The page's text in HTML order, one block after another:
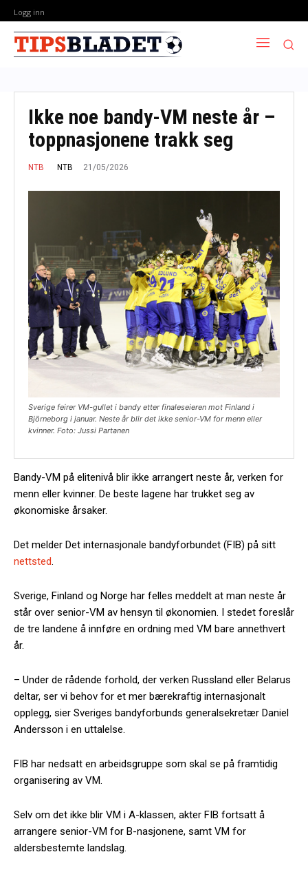
Logg inn
Ikke noe bandy-VM neste år –
toppnasjonene trakk seg
NTB NTB 21/05/2026
Sverige feirer VM-gullet i bandy etter finaleseieren mot Finland i
Björneborg i januar. Neste år blir det ikke senior-VM for menn eller
kvinner. Foto: Jussi Partanen
Bandy-VM på elitenivå blir ikke arrangert neste år, verken for
menn eller kvinner. De beste lagene har trukket seg av
økonomiske årsaker.
Det melder Det internasjonale bandyforbundet (FIB) på sitt
nettsted
Sverige, Finland og Norge har felles meddelt at man neste år
står over senior-VM av hensyn til økonomien. I stedet foreslår
de tre landene å innføre en ordning med VM bare annethvert
år.
– Under de rådende forhold, der verken Russland eller Belarus
deltar, ser vi behov for et mer bærekraftig internasjonalt
opplegg, sier Sveriges bandyforbunds generalsekretær Daniel
Andersson i en uttalelse.
FIB har nedsatt en arbeidsgruppe som skal se på framtidig
organisering av VM.
Selv om det ikke blir VM i A-klassen, akter FIB fortsatt å
arrangere senior-VM for B-nasjonene, samt VM for
aldersbestemte landslag.